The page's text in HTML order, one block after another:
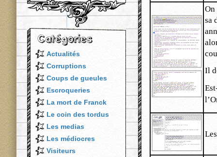
Actualités
Corruptions
Coups de gueules
Escroqueries
La mort de Franck
Le coin des tordus
Les medias
Les médiocres
Visiteurs
On
sa
Il